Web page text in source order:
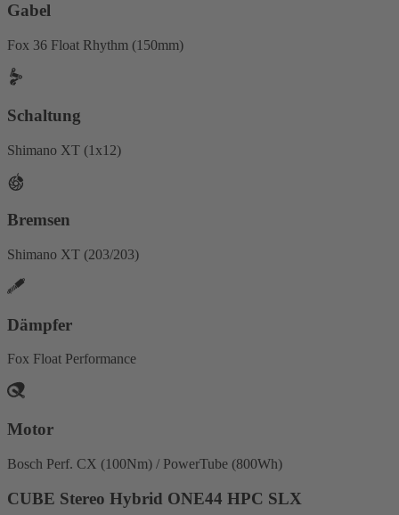
Gabel
Fox 36 Float Rhythm (150mm)
Schaltung
Shimano XT (1x12)
Bremsen
Shimano XT (203/203)
Dämpfer
Fox Float Performance
Motor
Bosch Perf. CX (100Nm) / PowerTube (800Wh)
CUBE Stereo Hybrid ONE44 HPC SLX